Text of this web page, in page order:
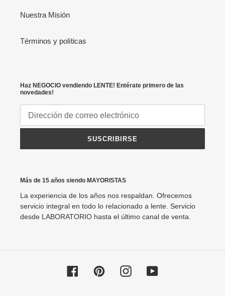
Nuestra Misión
Términos y políticas
Haz NEGOCIO vendiendo LENTE! Entérate primero de las
novedades!
SUSCRIBIRSE
Más de 15 años siendo MAYORISTAS
La experiencia de los años nos respaldan. Ofrecemos
servicio integral en todo lo relacionado a lente. Servicio
desde LABORATORIO hasta el último canal de venta.
FacebookPinterestInstagramYouTube